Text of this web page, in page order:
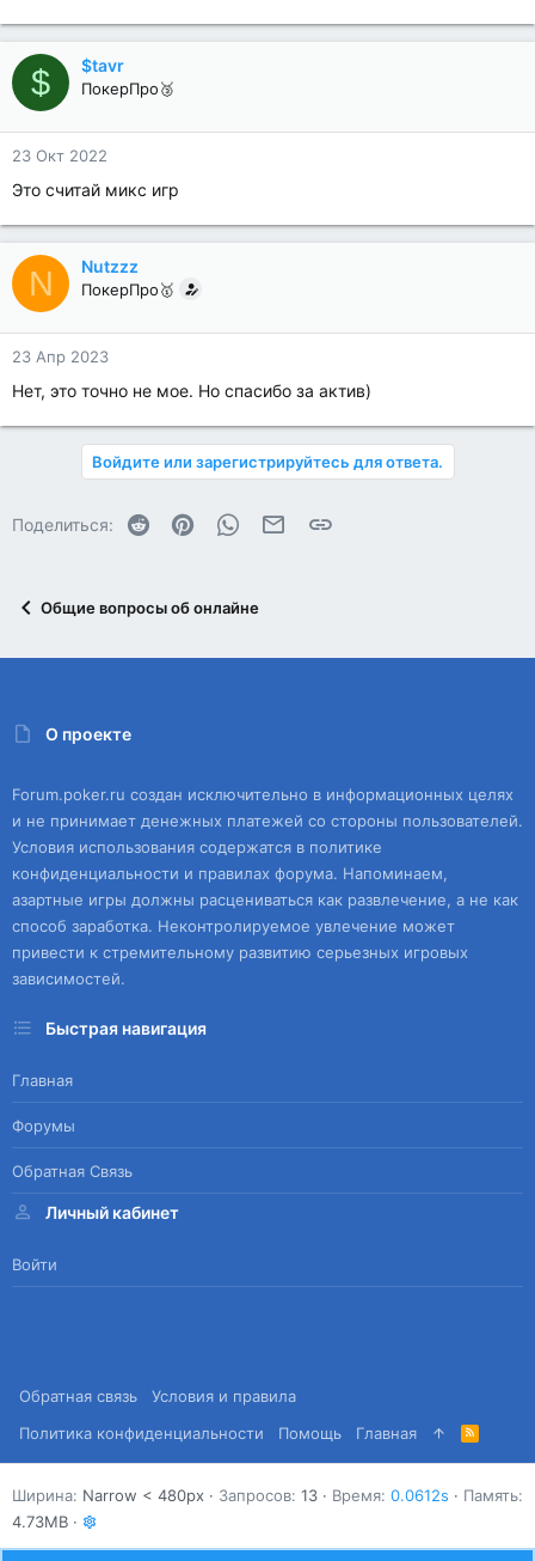
$ $tavr
ПокерПро🥉
23 Окт 2022
Это считай микс игр
N Nutzzz
ПокерПро🥇
23 Апр 2023
Нет, это точно не мое. Но спасибо за актив)
Войдите или зарегистрируйтесь для ответа.
Поделиться: Reddit PinterestWhatsAppЭлектронная почта
Ссылка
Общие вопросы об онлайне
О проекте
Forum.poker.ru создан исключительно в информационных целях
и не принимает денежных платежей со стороны пользователей.
Условия использования содержатся в политике
конфиденциальности и правилах форума. Напоминаем,
азартные игры должны расцениваться как развлечение, а не как
способ заработка. Неконтролируемое увлечение может
привести к стремительному развитию серьезных игровых
зависимостей.
Быстрая навигация
Главная
Форумы
Обратная Связь
Личный кабинет
Войти
Обратная связь
Условия и правила
Политика конфиденциальности
Помощь Главная
R
S
S
Ширина Запросов 13 Время 0.0612s
Память
4.73MB